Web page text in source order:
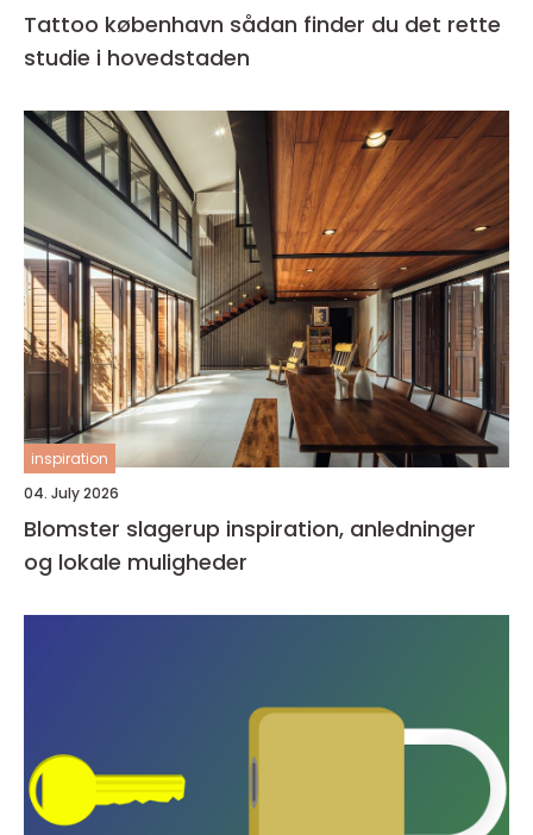
Tattoo københavn sådan finder du det rette
studie i hovedstaden
inspiration
04. July 2026
Blomster slagerup inspiration, anledninger
og lokale muligheder